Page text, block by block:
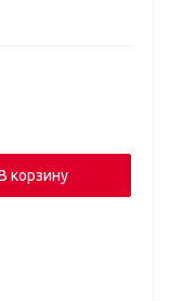
Семечка»
корзину